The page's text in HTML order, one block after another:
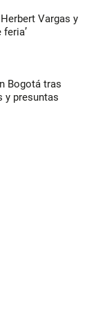
Vargas y
feria’
Bogotá tras
y presuntas